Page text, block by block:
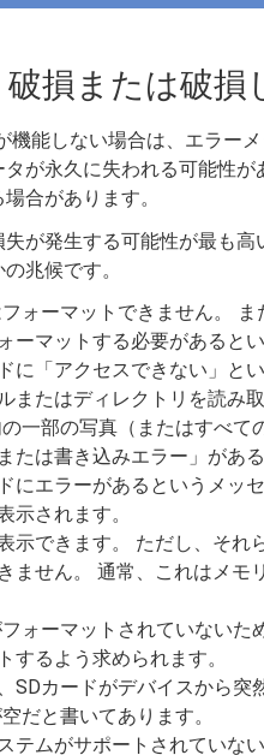
損または破
機能しない場合は、エラー
が永久に失われる可能性が
合があります。
が発生する可能性が最も
兆候です。
ォーマットできません。
ーマットする必要があると
に「アクセスできない」と
またはディレクトリを読み
一部の写真（またはすべて
たは書き込みエラー」があ
にエラーがあるというメッ
示されます。
示できます。 ただし、それ
ません。 通常、これはメモ
ォーマットされていない
するよう求められます。
SDカードがデバイスから突
だと書いてあります。
テムがサポートされていな